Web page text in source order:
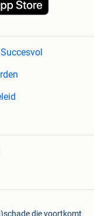
die voortkomt